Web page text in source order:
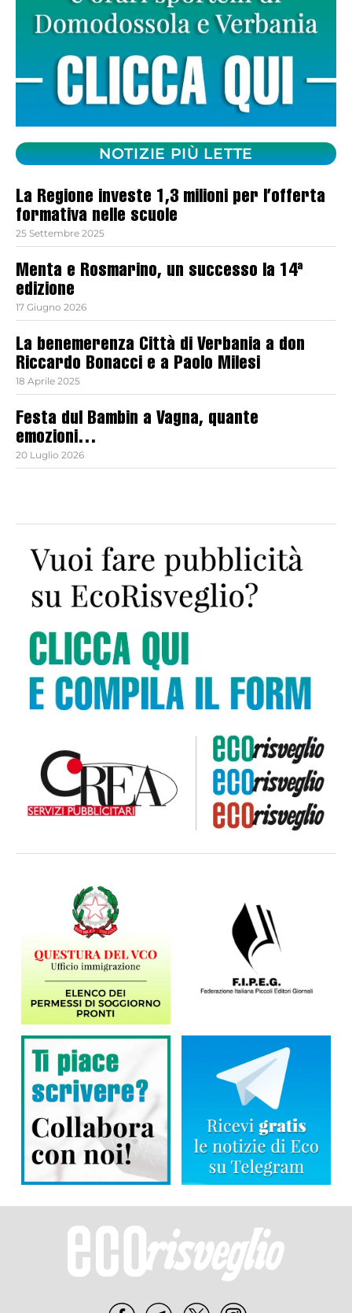
NOTIZIE PIÙ LETTE
La Regione investe 1,3 milioni per l’offerta
formativa nelle scuole
25 Settembre 2025
Menta e Rosmarino, un successo la 14ª
edizione
17 Giugno 2026
La benemerenza Città di Verbania a don
Riccardo Bonacci e a Paolo Milesi
18 Aprile 2025
Festa dul Bambin a Vagna, quante
emozioni…
20 Luglio 2026